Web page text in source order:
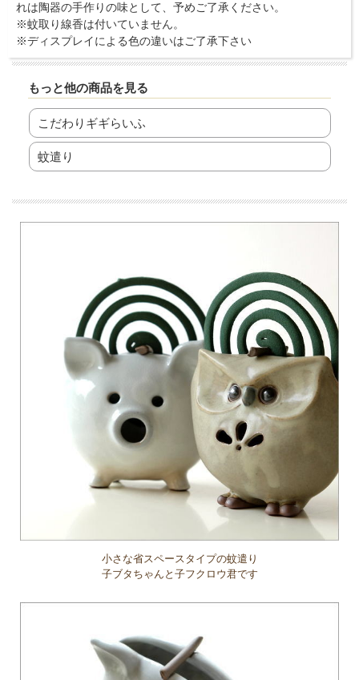
れは陶器の手作りの味として、予めご了承ください。
※蚊取り線香は付いていません。
※ディスプレイによる色の違いはご了承下さい
もっと他の商品を見る
こだわりギギらいふ
蚊遣り
小さな省スペースタイプの蚊遣り
子ブタちゃんと子フクロウ君です